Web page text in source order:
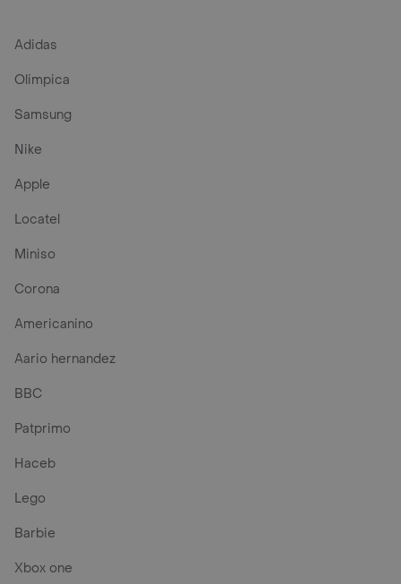
Adidas
Olimpica
Samsung
Nike
Apple
Locatel
Miniso
Corona
Americanino
Aario hernandez
BBC
Patprimo
Haceb
Lego
Barbie
Xbox one